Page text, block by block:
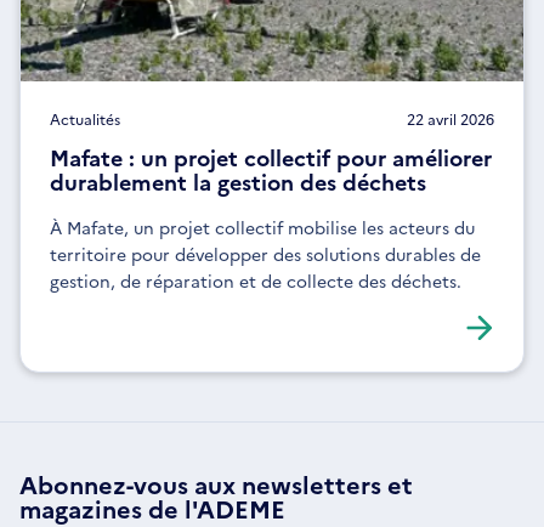
Actualités 22 avril 2026
Mafate : un projet collectif pour améliorer
durablement la gestion des déchets
À Mafate, un projet collectif mobilise les acteurs du
territoire pour développer des solutions durables de
gestion, de réparation et de collecte des déchets.
Abonnez-vous aux newsletterset
magazines de l'ADEME